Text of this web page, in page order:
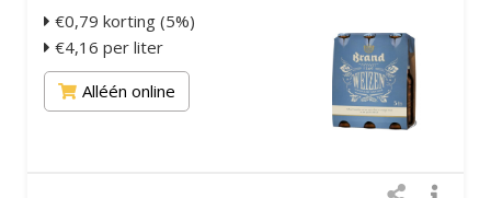
€0,79 korting (5%)
€4,16 per liter
Alléén online